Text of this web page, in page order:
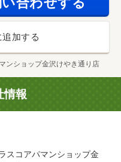
加する
ンショップ金沢けやき通り店
情報
スコアパマンショップ金